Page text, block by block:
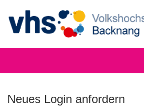
Neues Login anfordern